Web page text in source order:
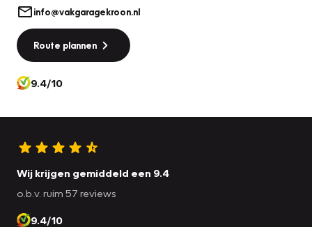
info@vakgaragekroon.nl
Route plannen
9.4/10
Wij krijgen gemiddeld een 9.4
o.b.v. ruim 57 reviews
9.4/10